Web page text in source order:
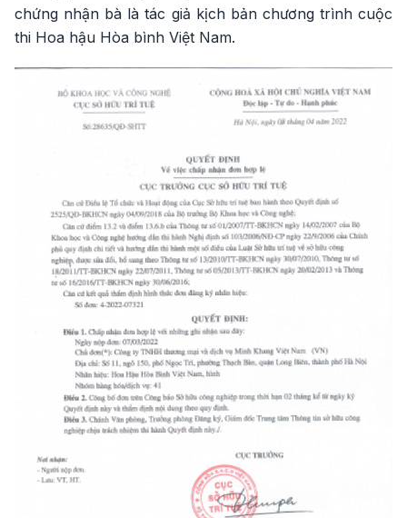
chứng nhận bà là tác giả kịch bản chương trình cuộc
thi Hoa hậu Hòa bình Việt Nam.